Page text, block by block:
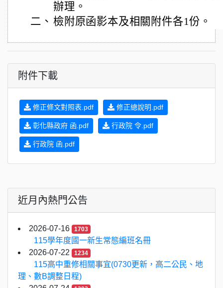
辦理。
二、 檢附原函影本及相關附件各1份。
附件下載
修正條文對照表.pdf 修正總說明.pdf
彰化縣政府 函.pdf 行政院 令.pdf
行政院 函.pdf
近月內熱門公告
2026-07-16 1703
115學年度國一新生常態編班名冊
2026-07-22
1234
115高中重修相關事宜(0730更新，高二公民、地
理、數B調整日程)